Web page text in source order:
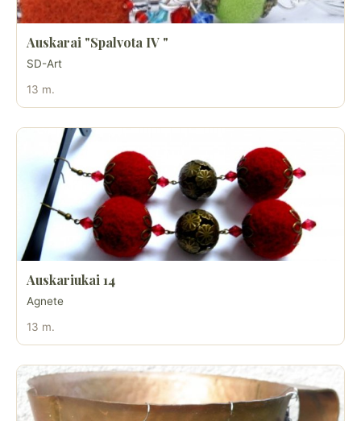
Auskarai "Spalvota IV "
SD-Art
13 m.
Auskariukai 14
Agnete
13 m.